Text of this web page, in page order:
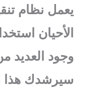
يعمل نظام
الأحيان
وجود العديد
سيرشدك هذا